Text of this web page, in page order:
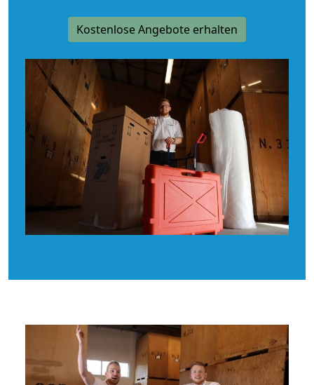
Kostenlose Angebote erhalten